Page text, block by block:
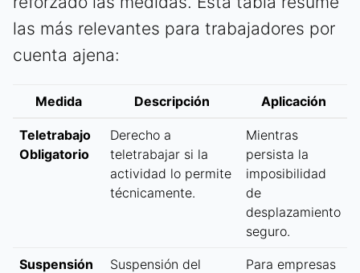
las más relevantes para trabajadores por
cuenta ajena:
Medida Descripción Aplicación
Teletrabajo
Obligatorio
Derecho a
teletrabajar si la
actividad lo permite
técnicamente.
Mientras
persista la
imposibilidad
de
desplazamiento
seguro.
Suspensión
Suspensión del
Para empresas